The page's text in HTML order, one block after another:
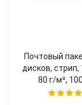
Почтовый
дисков, стрип,
80 г/м²,